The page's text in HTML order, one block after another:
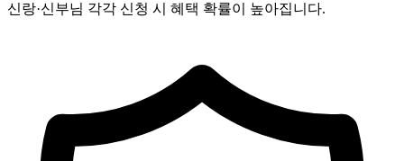
신랑·신부님 각각 신청 시 혜택 확률이 높아집니다.